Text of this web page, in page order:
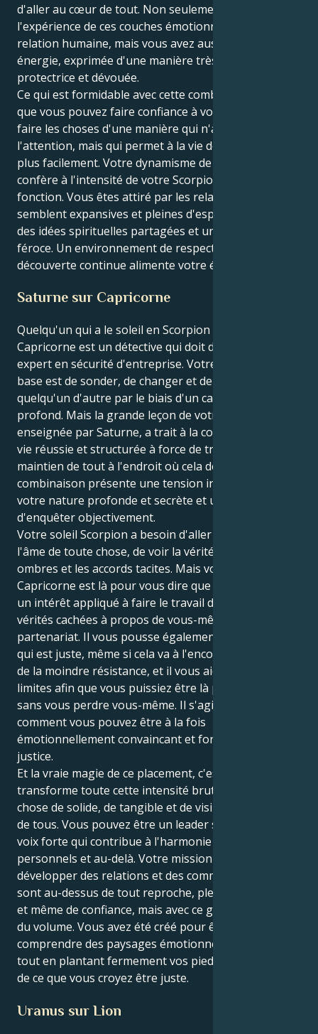
d'aller au cœur de tout. Non seulement vous faites
l'expérience de ces couches émotionnelles de la
relation humaine, mais vous avez aussi votre
énergie, exprimée d'une manière très pragmatique,
protectrice et dévouée.
Ce qui est formidable avec cette combinaison, c'est
que vous pouvez faire confiance à votre instinct et
faire les choses d'une manière qui n'attire pas
l'attention, mais qui permet à la vie de se dérouler
plus facilement. Votre dynamisme de Capricorne
confère à l'intensité de votre Scorpion un but et une
fonction. Vous êtes attiré par les relations qui
semblent expansives et pleines d'espoir, basées sur
des idées spirituelles partagées et une dévotion
féroce. Un environnement de respect mutuel et de
découverte continue alimente votre énergie.
Saturne sur Capricorne
Quelqu'un qui a le soleil en Scorpion mais Saturne en
Capricorne est un détective qui doit devenir un
expert en sécurité d'entreprise. Votre instinct de
base est de sonder, de changer et de fusionner avec
quelqu'un d'autre par le biais d'un canal émotionnel
profond. Mais la grande leçon de votre vie,
enseignée par Saturne, a trait à la construction d'une
vie réussie et structurée à force de travail, et au
maintien de tout à l'endroit où cela doit être. Cette
combinaison présente une tension irrésistible entre
votre nature profonde et secrète et un désir urgent
d'enquêter objectivement.
Votre soleil Scorpion a besoin d'aller au cœur et à
l'âme de toute chose, de voir la vérité dans les
ombres et les accords tacites. Mais votre Saturne en
Capricorne est là pour vous dire que la sécurité exige
un intérêt appliqué à faire le travail d'affronter les
vérités cachées à propos de vous-même dans un
partenariat. Il vous pousse également à défendre ce
qui est juste, même si cela va à l'encontre de la voie
de la moindre résistance, et il vous aide à définir des
limites afin que vous puissiez être là pour les autres
sans vous perdre vous-même. Il s'agit de trouver
comment vous pouvez être à la fois
émotionnellement convaincant et fort au nom de la
justice.
Et la vraie magie de ce placement, c'est qu'il
transforme toute cette intensité brute en quelque
chose de solide, de tangible et de visible pour le bien
de tous. Vous pouvez être un leader silencieux, une
voix forte qui contribue à l'harmonie dans vos cercles
personnels et au-delà. Votre mission est de
développer des relations et des communautés qui
sont au-dessus de tout reproche, pleines de respect
et même de confiance, mais avec ce genre de contrôle
du volume. Vous avez été créé pour être capable de
comprendre des paysages émotionnels compliqués,
tout en plantant fermement vos pieds dans le sable
de ce que vous croyez être juste.
Uranus sur Lion